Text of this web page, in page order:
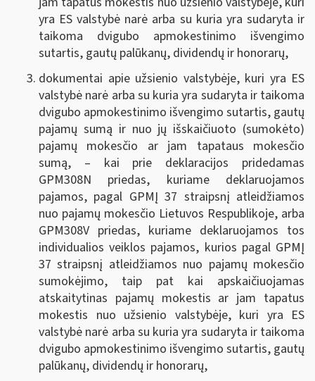
yra ES valstybė narė arba su kuria yra sudaryta ir
taikoma dvigubo apmokestinimo išvengimo
sutartis, gautų palūkanų, dividendų ir honorarų,
dokumentai apie užsienio valstybėje, kuri yra ES
valstybė narė arba su kuria yra sudaryta ir taikoma
dvigubo apmokestinimo išvengimo sutartis, gautų
pajamų sumą ir nuo jų išskaičiuoto (sumokėto)
pajamų mokesčio ar jam tapataus mokesčio
sumą, – kai prie deklaracijos pridedamas
GPM308N priedas, kuriame deklaruojamos
pajamos, pagal GPMĮ 37 straipsnį atleidžiamos
nuo pajamų mokesčio Lietuvos Respublikoje, arba
GPM308V priedas, kuriame deklaruojamos tos
individualios veiklos pajamos, kurios pagal GPMĮ
37 straipsnį atleidžiamos nuo pajamų mokesčio
sumokėjimo, taip pat kai apskaičiuojamas
atskaitytinas pajamų mokestis ar jam tapatus
mokestis nuo užsienio valstybėje, kuri yra ES
valstybė narė arba su kuria yra sudaryta ir taikoma
dvigubo apmokestinimo išvengimo sutartis, gautų
palūkanų, dividendų ir honorarų,